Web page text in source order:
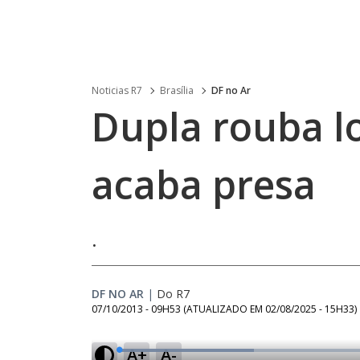
Noticias R7 Brasília DF no Ar
Dupla rouba
acaba presa
.
DF NO AR | Do R7
07/10/2013 - 09H53 (ATUALIZADO EM 02/08/2025 - 15H33)
A+ A- L